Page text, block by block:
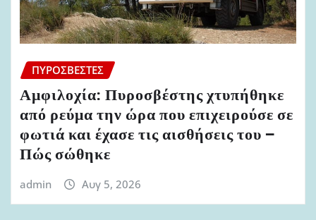
ΠΥΡΟΣΒΈΣΤΕΣ
Αμφιλοχία: Πυροσβέστης χτυπήθηκε
από ρεύμα την ώρα που επιχειρούσε σε
φωτιά και έχασε τις αισθήσεις του –
Πώς σώθηκε
admin Αυγ 5, 2026